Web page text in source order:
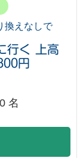
換えなしで
行く 上高
円
名